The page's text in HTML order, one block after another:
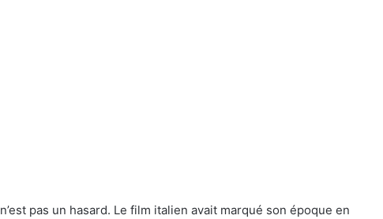
n’est pas un hasard. Le film italien avait marqué son époque en